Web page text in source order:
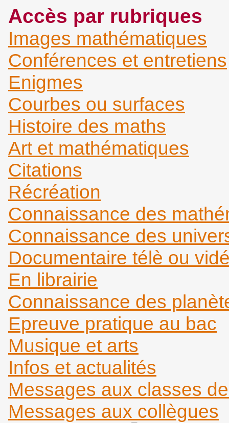
Accès par rubriques
Images mathématiques
Conférences et entretiens
Enigmes
Courbes ou surfaces
Histoire des maths
Art et mathématiques
Citations
Récréation
Connaissance des
Connaissance des
Documentaire télè ou
En librairie
Connaissance des
Epreuve pratique au bac
Musique et arts
Infos et actualités
Messages aux classes
Messages aux collègues